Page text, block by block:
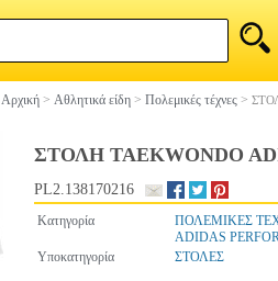
Αρχική > Αθλητικά είδη > Πολεμικές τέχνες >
ΣΤΟΛΗ TAEKWONDO
PL2.138170216
Κατηγορία ΠΟΛΕΜΙΚΕΣ
ADIDAS
Υποκατηγορία
ΣΤΟΛΕΣ